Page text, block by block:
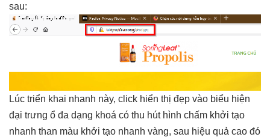
sau:
Lúc triển khai nhanh này, click hiển thị đẹp vào biểu hiện
đại trưng ổ đa dạng khoá có thu húthình chấm khởi tạo
nhanh than màu khởi tạo nhanh vàng, sau hiệu quả cao đó